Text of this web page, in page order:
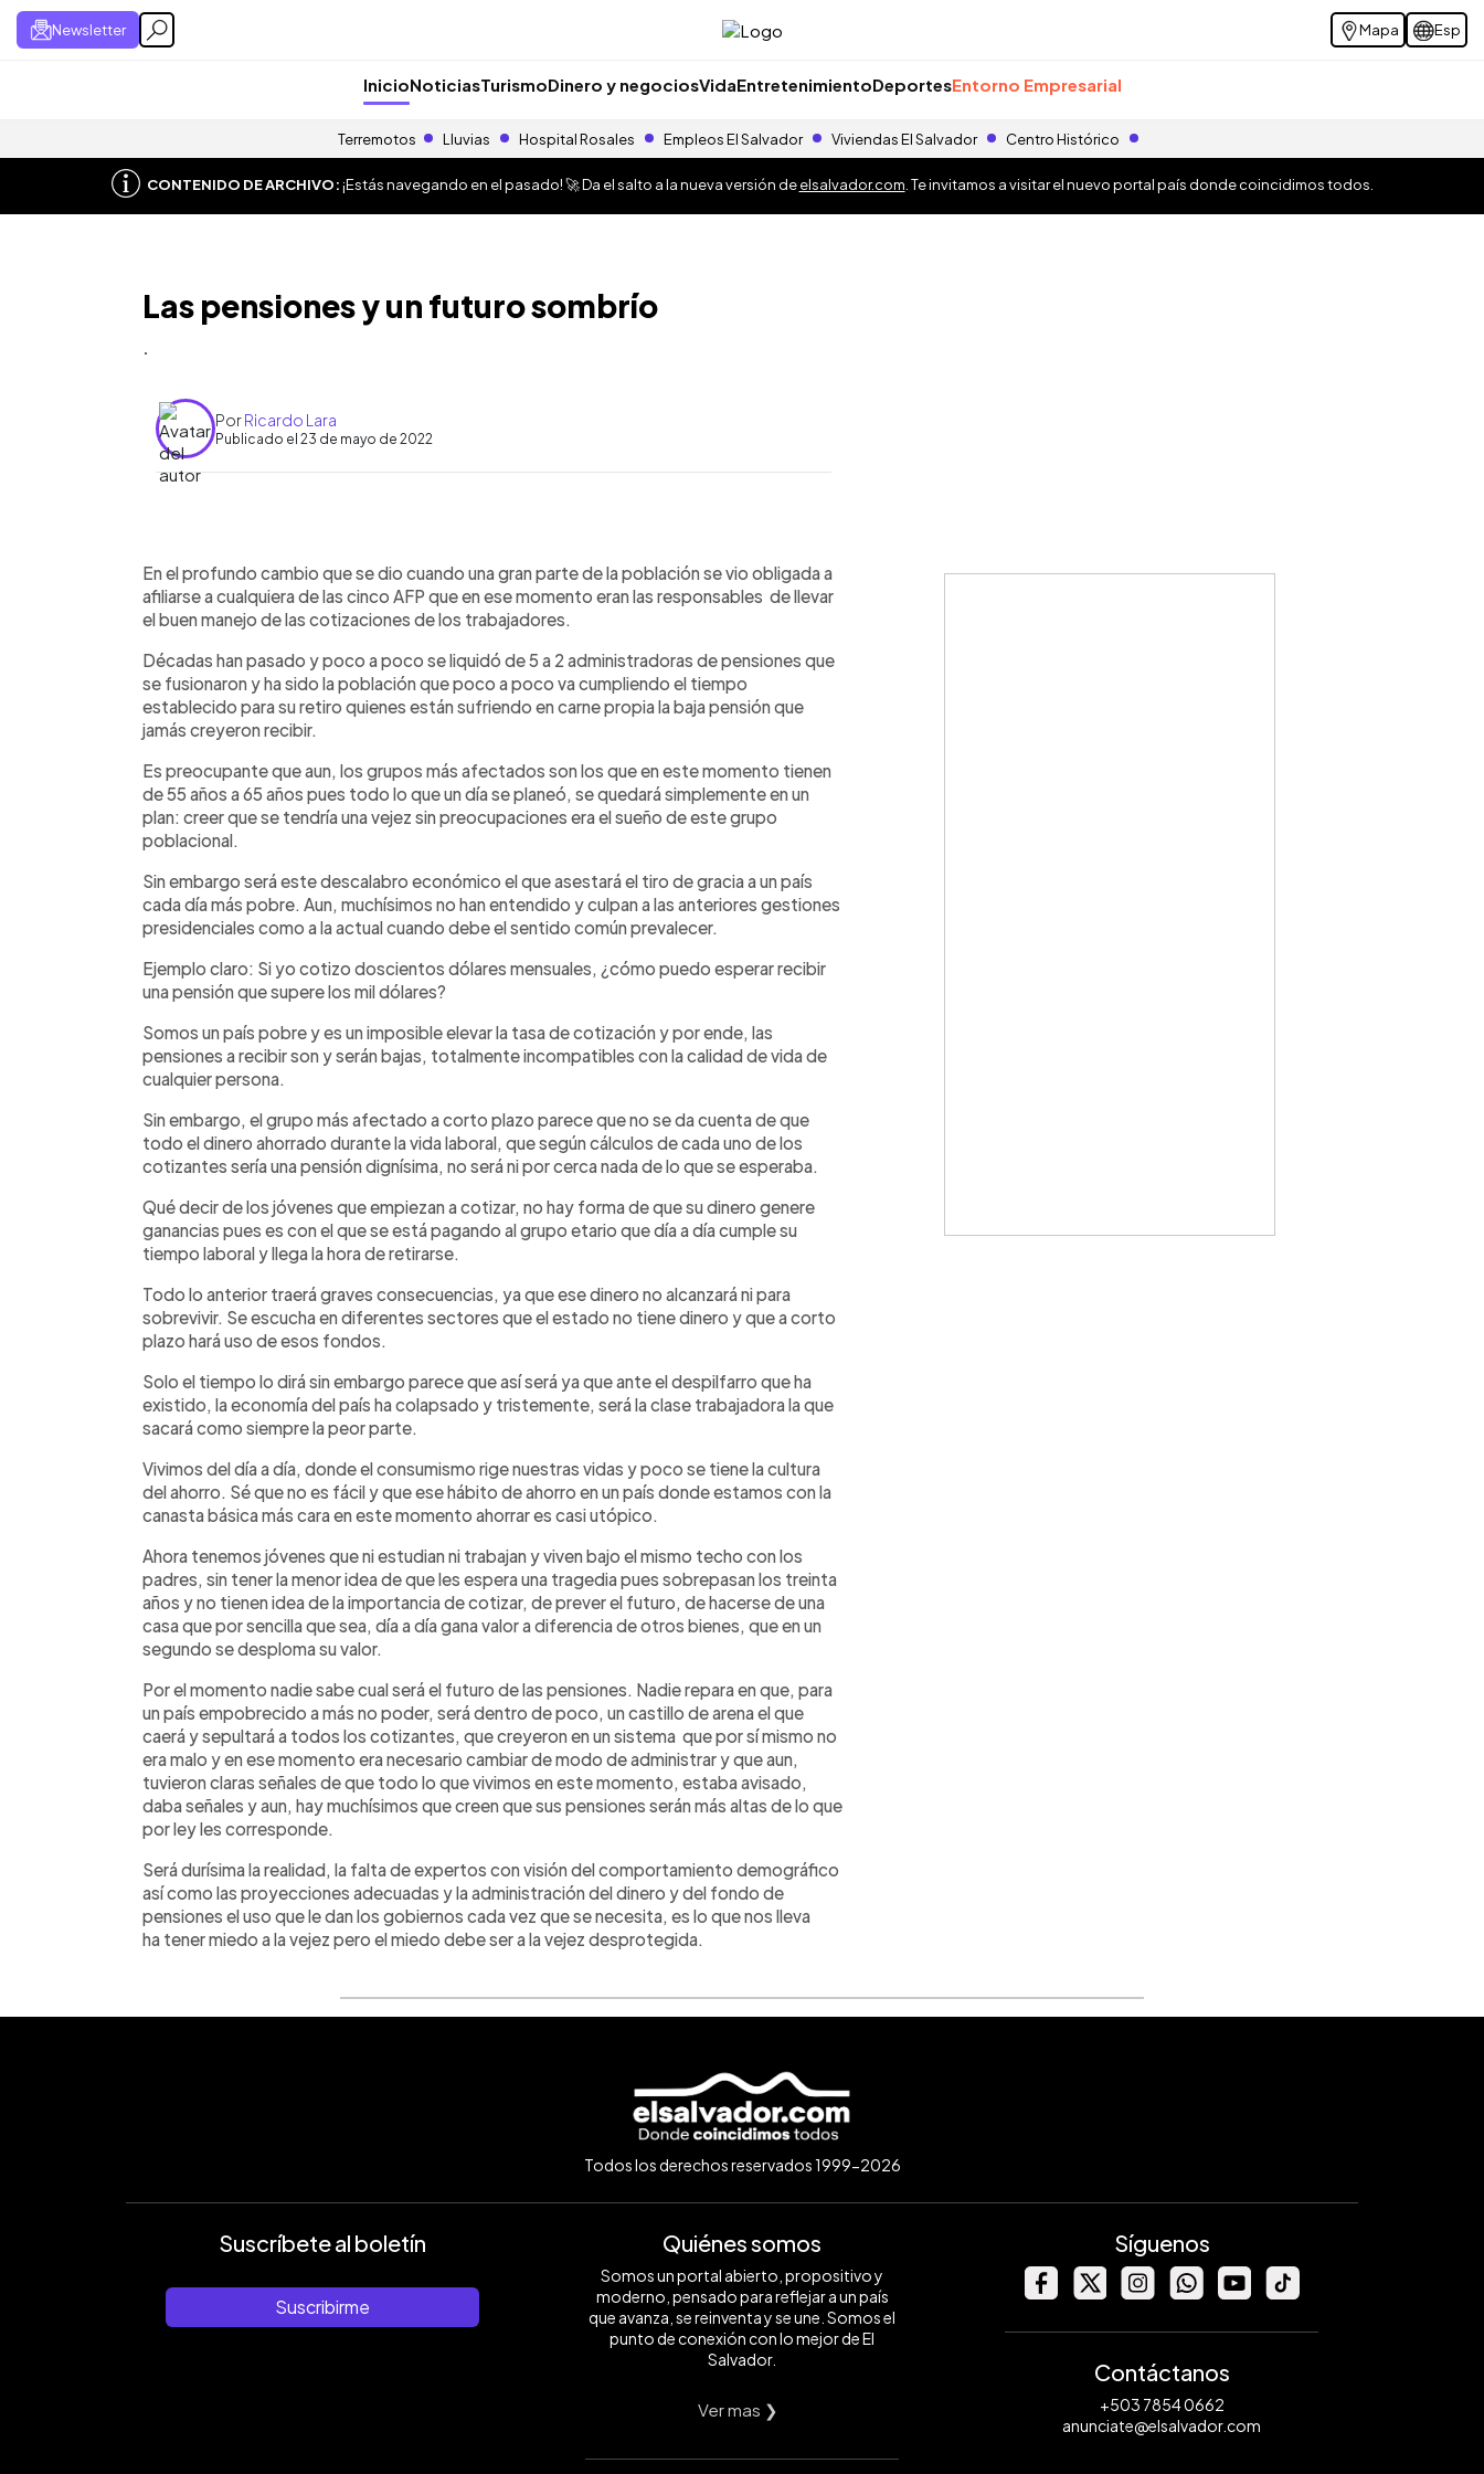
Newsletter Mapa Esp
InicioNoticiasTurismoDinero y negociosVidaEntretenimientoDeportesEntorno Empresarial
Terremotos Lluvias Hospital Rosales Empleos El Salvador Viviendas El Salvador Centro Histórico
CONTENIDO DE ARCHIVO:¡Estás navegando en el pasado! 🚀 Da el salto a la nueva versión deelsalvador.com . Te invitamos a visitar el nuevo portal país donde coincidimos todos.
Las pensiones y un futuro sombrío
.
PorRicardo Lara
Publicado el 23 de mayo de 2022
► Escuchar artículo
En el profundo cambio que se dio cuando una gran parte de la población se vio obligada a
afiliarse a cualquiera de las cinco AFP que en ese momento eran las responsables de llevar
el buen manejo de las cotizaciones de los trabajadores.
Décadas han pasado y poco a poco se liquidó de 5 a 2 administradoras de pensiones que
se fusionaron y ha sido la población que poco a poco va cumpliendo el tiempo
establecido para su retiro quienes están sufriendo en carne propia la baja pensión que
jamás creyeron recibir.
Es preocupante que aun, los grupos más afectados son los que en este momento tienen
de 55 años a 65 años pues todo lo que un día se planeó, se quedará simplemente en un
plan: creer que se tendría una vejez sin preocupaciones era el sueño de este grupo
poblacional.
Sin embargo será este descalabro económico el que asestará el tiro de gracia a un país
cada día más pobre. Aun, muchísimos no han entendido y culpan a las anteriores gestiones
presidenciales como a la actual cuando debe el sentido común prevalecer.
Ejemplo claro: Si yo cotizo doscientos dólares mensuales, ¿cómo puedo esperar recibir
una pensión que supere los mil dólares?
Somos un país pobre y es un imposible elevar la tasa de cotización y por ende, las
pensiones a recibir son y serán bajas, totalmente incompatibles con la calidad de vida de
cualquier persona.
Sin embargo, el grupo más afectado a corto plazo parece que no se da cuenta de que
todo el dinero ahorrado durante la vida laboral, que según cálculos de cada uno de los
cotizantes sería una pensión dignísima, no será ni por cerca nada de lo que se esperaba.
Qué decir de los jóvenes que empiezan a cotizar, no hay forma de que su dinero genere
ganancias pues es con el que se está pagando al grupo etario que día a día cumple su
tiempo laboral y llega la hora de retirarse.
Todo lo anterior traerá graves consecuencias, ya que ese dinero no alcanzará ni para
sobrevivir. Se escucha en diferentes sectores que el estado no tiene dinero y que a corto
plazo hará uso de esos fondos.
Solo el tiempo lo dirá sin embargo parece que así será ya que ante el despilfarro que ha
existido, la economía del país ha colapsado y tristemente, será la clase trabajadora la que
sacará como siempre la peor parte.
Vivimos del día a día, donde el consumismo rige nuestras vidas y poco se tiene la cultura
del ahorro. Sé que no es fácil y que ese hábito de ahorro en un país donde estamos con la
canasta básica más cara en este momento ahorrar es casi utópico.
Ahora tenemos jóvenes que ni estudian ni trabajan y viven bajo el mismo techo con los
padres, sin tener la menor idea de que les espera una tragedia pues sobrepasan los treinta
años y no tienen idea de la importancia de cotizar, de prever el futuro, de hacerse de una
casa que por sencilla que sea, día a día gana valor a diferencia de otros bienes, que en un
segundo se desploma su valor.
Por el momento nadie sabe cual será el futuro de las pensiones. Nadie repara en que, para
un país empobrecido a más no poder, será dentro de poco, un castillo de arena el que
caerá y sepultará a todos los cotizantes, que creyeron en un sistema que por sí mismo no
era malo y en ese momento era necesario cambiar de modo de administrar y que aun,
tuvieron claras señales de que todo lo que vivimos en este momento, estaba avisado,
daba señales y aun, hay muchísimos que creen que sus pensiones serán más altas de lo que
por ley les corresponde.
Será durísima la realidad, la falta de expertos con visión del comportamiento demográfico
asícomo las proyecciones adecuadas y la administración del dinero y del fondo de
pensiones el uso que le dan los gobiernos cada vez que se necesita, es lo que nos lleva
ha tener miedo a la vejez pero el miedo debe ser a la vejez desprotegida.
Todos los derechos reservados 1999-2026
Suscríbete al boletín
Suscribirme
Quiénes somos
Somos un portal abierto, propositivo y
moderno, pensado para reflejar a un país
que avanza, se reinventa y se une. Somos el
punto de conexión con lo mejor de El
Salvador.
Ver mas ❯
Síguenos
Contáctanos
+503 7854 0662
anunciate@elsalvador.com